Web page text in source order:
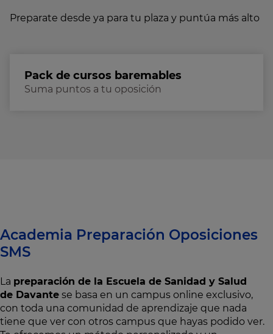
Preparate desde ya para tu plaza y puntúa más alto
Pack de cursos baremables
Suma puntos a tu oposición
Academia Preparación Oposiciones
SMS
La preparación de la Escuela de Sanidad y Salud
de Davante se basa en un campus online exclusivo,
con toda una comunidad de aprendizaje que nada
tiene que ver con otros campus que hayas podido ver.